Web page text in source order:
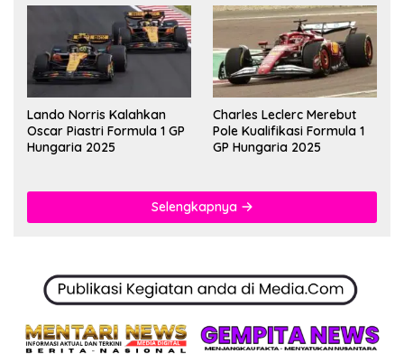
Lando Norris Kalahkan
Oscar Piastri Formula 1 GP
Hungaria 2025
Charles Leclerc Merebut
Pole Kualifikasi Formula 1
GP Hungaria 2025
Selengkapnya